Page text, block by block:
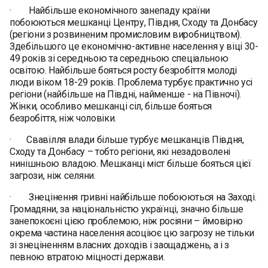
· Найбільше економічного занепаду країни
побоюються мешканці Центру, Півдня, Сходу та Донбасу
(регіони з розвиненим промисловим виробництвом).
Здебільшого це економічно-активне населення у віці 30-
49 років зі середньою та середньою спеціальною
освітою. Найбільше бояться росту безробіття молоді
люди віком 18-29 років. Проблема турбує практично усі
регіони (найбільше на Півдні, найменше - на Півночі).
Жінки, особливо мешканці сіл, більше бояться
безробіття, ніж чоловіки.
· Свавілля влади більше турбує мешканців Півдня,
Сходу та Донбасу – тобто регіони, які незадоволені
нинішньою владою. Мешканці міст більше бояться цієї
загрози, ніж селяни.
· Знецінення гривні найбільше побоюються на Заході.
Громадяни, за національністю українці, значно більше
занепокоєні цією проблемою, ніж росіяни – ймовірно
окрема частина населення асоціює цю загрозу не тільки
зі знеціненням власних доходів і заощаджень, а і з
певною втратою міцності держави.